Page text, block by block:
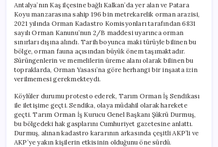
Yıl
Sonra
Sona
Erdi:
Geç
Gelen
Adaletin
Hikayesi
için
Antalya’nın Kaş ilçesine bağlı Kalkan’da yer alan ve Patara
Koyu manzarasına sahip 196 bin metrekarelik orman arazisi,
2021 yılında Orman Kadastro Komisyonları tarafından 6831
sayılı Orman Kanunu’nun 2/B maddesi uyarınca orman
sınırları dışına alındı. Tarih boyunca maki türüyle bilinen bu
bölge, orman fauna açısından büyük önem taşımaktadır.
Sürüngenlerin ve memelilerin üreme alanı olarak bilinen bu
topraklarda, Orman Yasası’na göre herhangi bir inşaata izin
verilmemesi gerekmekteydi.
Köylüler durumu protesto ederek, Tarım Orman İş Sendikası
ile iletişime geçti. Sendika, olaya müdahil olarak harekete
geçti. Tarım Orman İş Kurucu Genel Başkanı Şükrü Durmuş,
bu bölgedeki hak gasplarını Cumhuriyet gazetesine anlattı.
Durmuş, alınan kadastro kararının arkasında çeşitli AKP’li ve
AKP’ye yakın kişilerin etkisinin olduğunu öne sürdü.